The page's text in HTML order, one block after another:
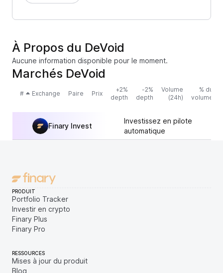
À Propos du DeVoid
Aucune information disponible pour le moment.
Marchés DeVoid
# Exchange Paire Prix
+2%
depth
-2%
depth
Volume
(24h)
% du
volume
Finary Invest
Investissez en pilote
automatique
PRODUIT
Portfolio Tracker
Investir en crypto
Finary Plus
Finary Pro
RESSOURCES
Mises à jour du produit
Blog